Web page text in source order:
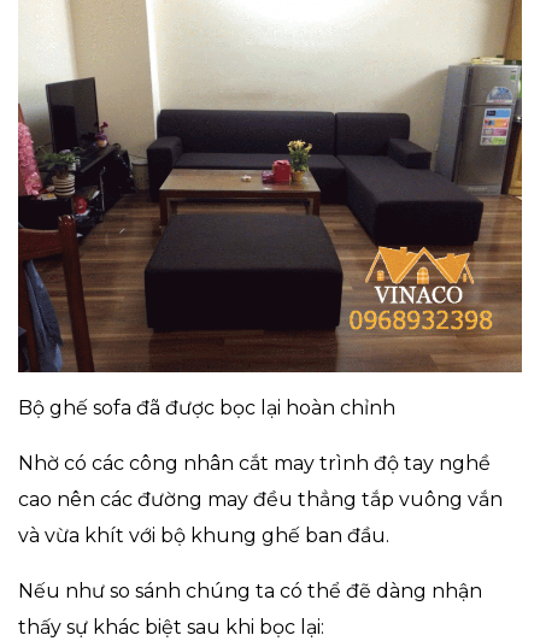
Bộ ghế sofa đã được bọc lại hoàn chỉnh
Nhờ có các công nhân cắt may trình độ tay nghề
cao nên các đường may đều thẳng tắp vuông vắn
và vừa khít với bộ khung ghế ban đầu.
Nếu như so sánh chúng ta có thể đẽ dàng nhận
thấy sự khác biệt sau khi bọc lại: